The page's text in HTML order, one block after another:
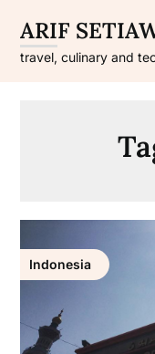
content
ARIF
travel, culinary and
Indonesia